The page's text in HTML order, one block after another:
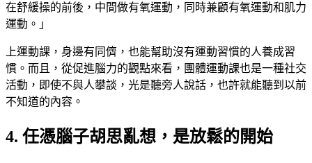
在舒緩操的前後，中間做有氧運動，同時兼顧有氧運動和肌力
運動。」
上運動課，身邊有同儕，也能幫助沒有運動習慣的人養成習
慣。而且，從促進腦力的觀點來看，團體運動課也是一種社交
活動，即使不與人攀談，光是聽旁人說話，也許就能聽到以前
不知道的內容。
4. 任憑腦子胡思亂想，是放鬆的開始